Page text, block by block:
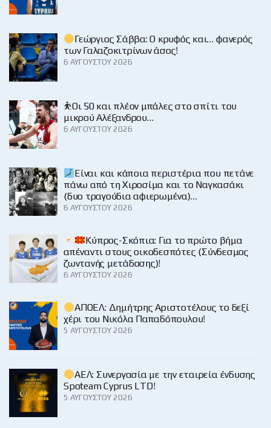
Γεώργιος Σάββα: Ο κρυφός και… φανερός
των Γαλαζοκιτρίνων άσος!
6 ΑΥΓΟΎΣΤΟΥ 2026
⛹️Οι 50 και πλέον μπάλες στο σπίτι του
μικρού Αλέξανδρου…
6 ΑΥΓΟΎΣΤΟΥ 2026
Είναι και κάποια περιστέρια που πετάνε
πάνω από τη Χιροσίμα και το Ναγκασάκι
(δυο τραγούδια αφιερωμένα)…
6 ΑΥΓΟΎΣΤΟΥ 2026
Κύπρος-Σκόπια: Για το πρώτο βήμα
απέναντι στους οικοδεσπότες (Σύνδεσμος
ζωντανής μετάδοσης)!
6 ΑΥΓΟΎΣΤΟΥ 2026
ΑΠΟΕΛ: Δημήτρης Αριστοτέλους το δεξί
χέρι του Νικόλα Παπαδόπουλου!
5 ΑΥΓΟΎΣΤΟΥ 2026
ΑΕΛ: Συνεργασία με την εταιρεία ένδυσης
Spoteam Cyprus LTD!
5 ΑΥΓΟΎΣΤΟΥ 2026